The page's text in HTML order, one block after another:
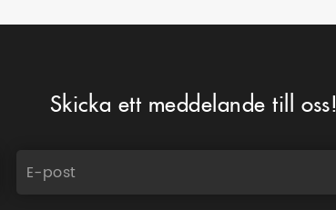
Skicka ett meddelande till oss!